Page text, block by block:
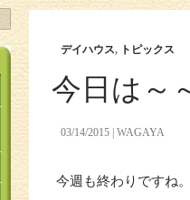
デイハウス, トピックス
今日は～
03/14/2015 WAGAYA
今週も終わりですね